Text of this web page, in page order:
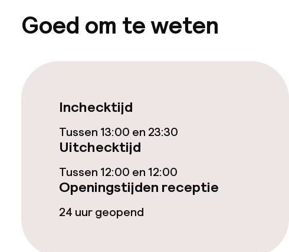
Gratis wifi
Beleid
Overal rookvrij
Goed om te weten
Inchecktijd
Tussen 13:00 en 23:30
Uitchecktijd
Tussen 12:00 en 12:00
Openingstijden receptie
24 uur geopend